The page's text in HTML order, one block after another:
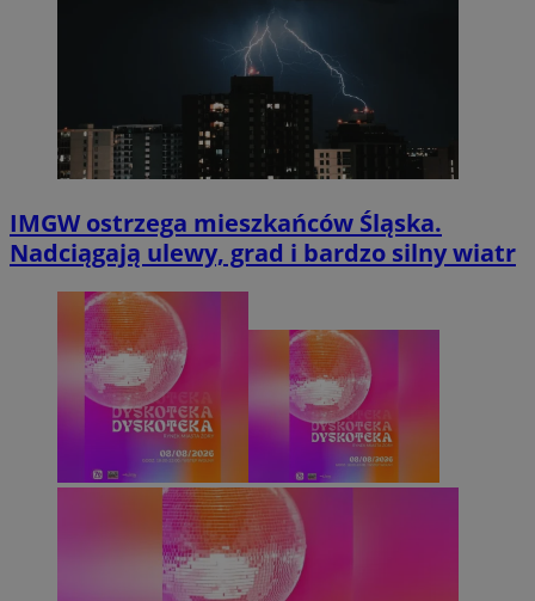
IMGW ostrzega mieszkańców Śląska.
Nadciągają ulewy, grad i bardzo silny wiatr